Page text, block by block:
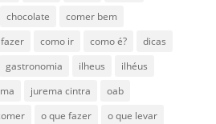
chocolate
comer bem
como ir como é?
dicas
gastronomia ilheus
ilhéus
jurema cintra
oab
o que fazer o que levar